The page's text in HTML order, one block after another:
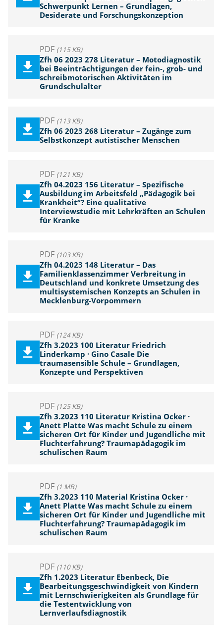
Schwerpunkt Lernen – Grundlagen,
Desiderate und Forschungskonzeption
PDF (115 KB)
Zfh 06 2023 278 Literatur – Motodiagnostik
bei Beeinträchtigungen der fein-, grob- und
schreibmotorischen Aktivitäten im
Grundschulalter
PDF (113 KB)
Zfh 06 2023 268 Literatur – Zugänge zum
Selbstkonzept autistischer Menschen
PDF (121 KB)
Zfh 04.2023 156 Literatur – Spezifische
Ausbildung im Arbeitsfeld „Pädagogik bei
Krankheit“? Eine qualitative
Interviewstudie mit Lehrkräften an Schulen
für Kranke
PDF (103 KB)
Zfh 04.2023 148 Literatur – Das
Familienklassenzimmer Verbreitung in
Deutschland und konkrete Umsetzung des
multisystemischen Konzepts an Schulen in
Mecklenburg-Vorpommern
PDF (124 KB)
Zfh 3.2023 100 Literatur Friedrich
Linderkamp · Gino Casale Die
traumasensible Schule – Grundlagen,
Konzepte und Perspektiven
PDF (125 KB)
Zfh 3.2023 110 Literatur Kristina Ocker ·
Anett Platte Was macht Schule zu einem
sicheren Ort für Kinder und Jugendliche mit
Fluchterfahrung? Traumapädagogik im
schulischen Raum
PDF (1 MB)
Zfh 3.2023 110 Material Kristina Ocker ·
Anett Platte Was macht Schule zu einem
sicheren Ort für Kinder und Jugendliche mit
Fluchterfahrung? Traumapädagogik im
schulischen Raum
PDF (110 KB)
Zfh 1.2023 Literatur Ebenbeck, Die
Bearbeitungsgeschwindigkeit von Kindern
mit Lernschwierigkeiten als Grundlage für
die Testentwicklung von
Lernverlaufsdiagnostik